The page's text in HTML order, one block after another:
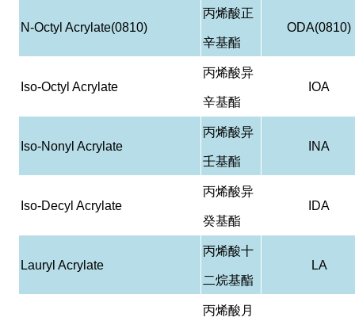
N-Octyl Acrylate(0810)
丙烯酸正
辛基酯
ODA(0810)
Iso-Octyl Acrylate
丙烯酸异
辛基酯
IOA
Iso-Nonyl Acrylate
丙烯酸异
壬基酯
INA
Iso-Decyl Acrylate
丙烯酸异
癸基酯
IDA
Lauryl Acrylate
丙烯酸十
二烷基酯
LA
丙烯酸月